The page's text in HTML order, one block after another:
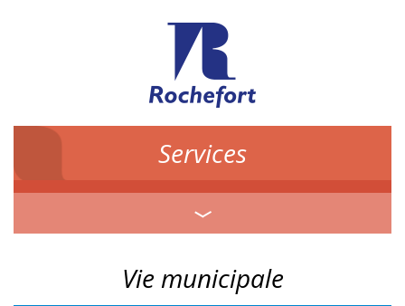
Services
Vie municipale